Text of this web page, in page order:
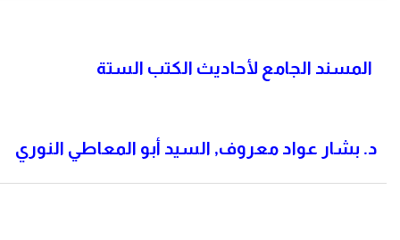
المسند الجامع لأحاديث الكتب الستة
د. بشار عواد معروف, السيد أبو المعاطي النوري